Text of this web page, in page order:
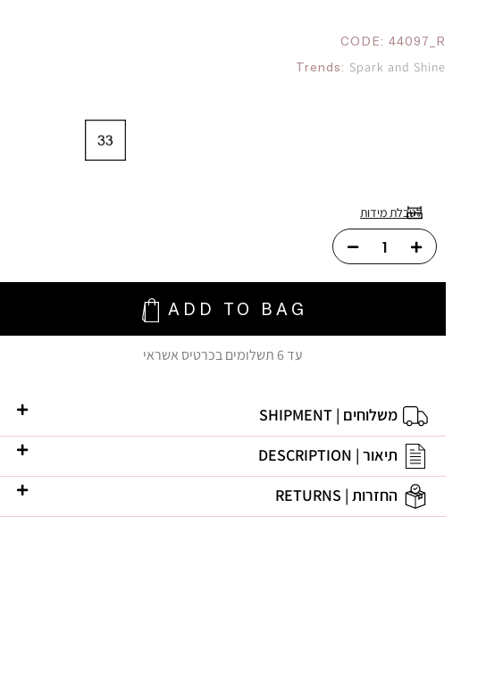
CODE:44097_R
Trends: Spark and Shine
לטבלת מידות
ADD TO BAG
עד 6 תשלומים בכרטיס אשראי
משלוחים | SHIPMENT
תיאור | DESCRIPTION
החזרות | RETURNS